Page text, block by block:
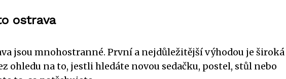
ostrava
jsou mnohostranné. První a nejdůležitější výhodou je široká
ohledu na to, jestli hledáte novou sedačku, postel, stůl nebo